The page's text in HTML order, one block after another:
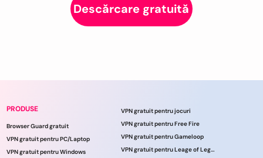
Descărcare gratuită
PRODUSE
Browser Guard gratuit
VPN gratuit pentru PC/Laptop
VPN gratuit pentru Windows
VPN gratuit pentru jocuri
VPN gratuit pentru Free Fire
VPN gratuit pentru Gameloop
VPN gratuit pentru Leage of Legends